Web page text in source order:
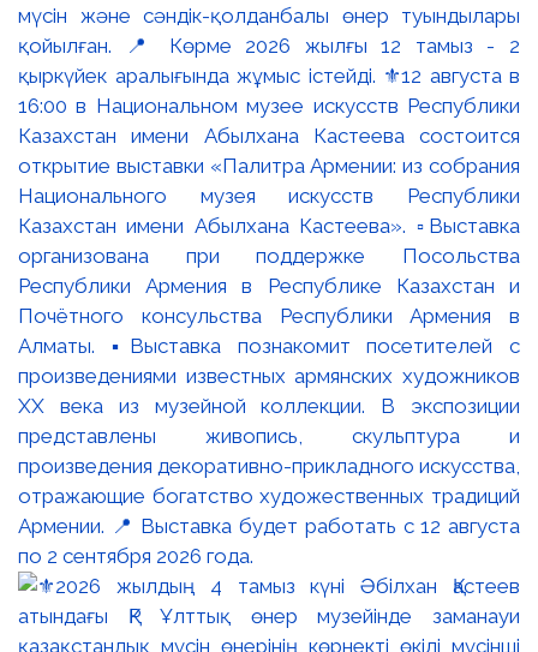
мүсін және сәндік-қолданбалы өнер туындылары
қойылған. 📍 Көрме 2026 жылғы 12 тамыз - 2
қыркүйек аралығында жұмыс істейді. ⚜️12 августа в
16:00 в Национальном музее искусств Республики
Казахстан имени Абылхана Кастеева состоится
открытие выставки «Палитра Армении: из собрания
Национального музея искусств Республики
Казахстан имени Абылхана Кастеева». ▫️Выставка
организована при поддержке Посольства
Республики Армения в Республике Казахстан и
Почётного консульства Республики Армения в
Алматы. ▪️Выставка познакомит посетителей с
произведениями известных армянских художников
XX века из музейной коллекции. В экспозиции
представлены живопись, скульптура и
произведения декоративно-прикладного искусства,
отражающие богатство художественных традиций
Армении. 📍 Выставка будет работать с 12 августа
по 2 сентября 2026 года.